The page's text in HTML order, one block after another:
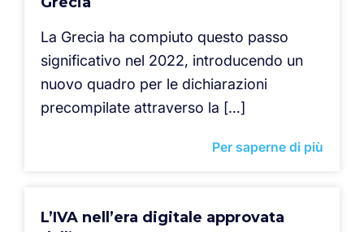
La Grecia ha compiuto questo passo
significativo nel 2022, introducendo un
nuovo quadro per le dichiarazioni
precompilate attraverso la […]
Per saperne di più
L’IVA nell’era digitale approvata